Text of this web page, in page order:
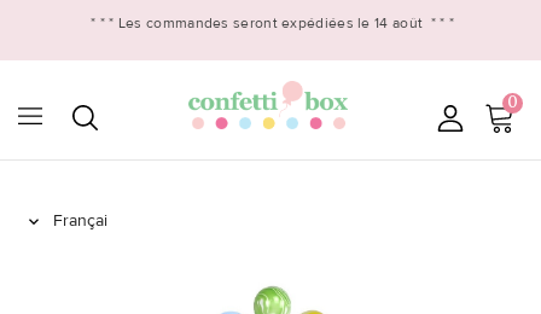
* * * Les commandes seront expédiées le 14 août * * *
0
